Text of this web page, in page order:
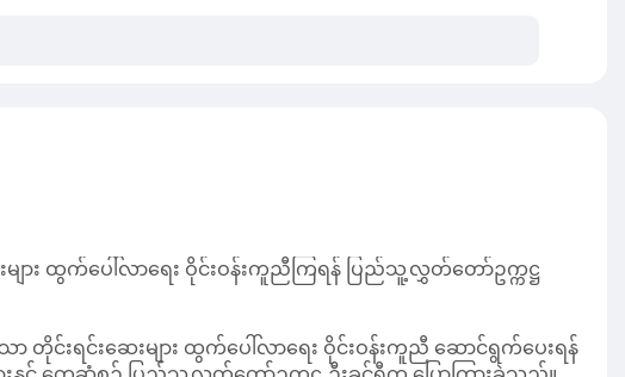
င်းရင်းဆေးများ ထွက်ပေါ်လာရေး ဝိုင်းဝန်းကူညီ ဆောင်ရွက်ပေးရန်
နှင့် တွေ့ဆုံစဉ် ပြည်သူ့လွှတ်တော်ဥက္ကဋ္ဌ ဦးခင်ရီက ပြောကြားခဲ့သည်။
ရာ စံချိန်စံညွှန်းများကို လူထုအတွင်း ကျယ်ကျယ်ပြန့်ပြန့် သိရှိ
င်း၍ ကျန်းမာရေးနှင့် အားကစားကဏ္ဍ ဖွံ့ဖြိုးတိုးတက်ရေး ဆောင်ရွက်
နယ်အဆင့် အားကစားဌာနများကိုလည်း သက်ဆိုင်ရာတာဝန်ရှိပုဂ္ဂိုလ်များနှင့်
ကြောင်းလည်း ၄င်းက ဆိုသည်။
း ပူးပေါင်းဆောင်ရွက်နိုင်ရန် လိုအပ်သည့် ဥပဒေများကို ပြဋ္ဌာန်းပေး